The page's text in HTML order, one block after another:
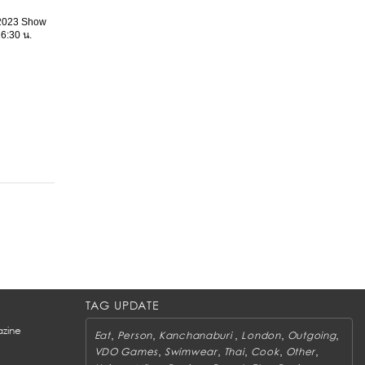
Show
น.
TAG UPDATE
Eat, Person Kanchanaburi London, Outgoing,
VDO Games, Swimwear, Thai, Cook, Other